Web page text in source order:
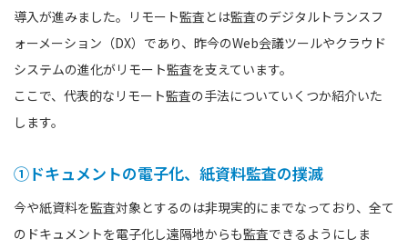
導入が進みました。リモート監査とは監査のデジタルトランスフ
ォーメーション（DX）であり、昨今のWeb会議ツールやクラウド
システムの進化がリモート監査を支えています。
ここで、代表的なリモート監査の手法についていくつか紹介いた
します。
①ドキュメントの電子化、紙資料監査の撲滅
今や紙資料を監査対象とするのは非現実的にまでなっており、全て
のドキュメントを電子化し遠隔地からも監査できるようにしま